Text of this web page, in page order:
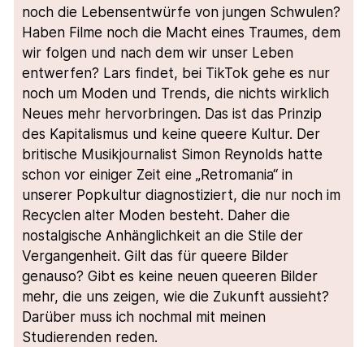
noch die Lebensentwürfe von jungen Schwulen?
Haben Filme noch die Macht eines Traumes, dem
wir folgen und nach dem wir unser Leben
entwerfen? Lars findet, bei TikTok gehe es nur
noch um Moden und Trends, die nichts wirklich
Neues mehr hervorbringen. Das ist das Prinzip
des Kapitalismus und keine queere Kultur. Der
britische Musikjournalist Simon Reynolds hatte
schon vor einiger Zeit eine „Retromania“ in
unserer Popkultur diagnostiziert, die nur noch im
Recyclen alter Moden besteht. Daher die
nostalgische Anhänglichkeit an die Stile der
Vergangenheit. Gilt das für queere Bilder
genauso? Gibt es keine neuen queeren Bilder
mehr, die uns zeigen, wie die Zukunft aussieht?
Darüber muss ich nochmal mit meinen
Studierenden reden.